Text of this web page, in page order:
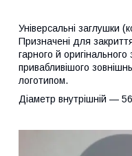
Універсальні заглушки
Призначені для
гарного й
привабливішого
логотипом.
Діаметр внутрішній —